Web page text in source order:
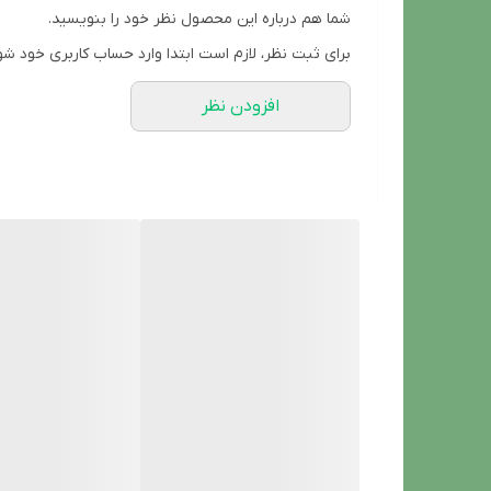
شما هم درباره این محصول نظر خود را بنویسید.
برای ثبت نظر، لازم است ابتدا وارد حساب کاربری خود
افزودن نظر